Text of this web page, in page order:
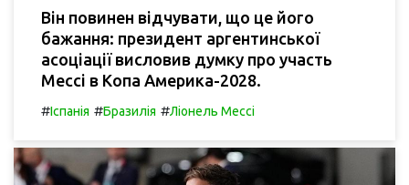
Він повинен відчувати, що це його
бажання: президент аргентинської
асоціації висловив думку про участь
Мессі в Копа Америка-2028.
#Іспанія #Бразилія #Ліонель Мессі